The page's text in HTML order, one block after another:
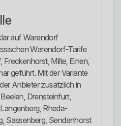
auf Warendorf
Warendorf-Tarife
Milte, Einen,
geführt. Mit der Variante
Anbieter zusätzlich in
Drensteinfurt,
Rheda-
Sassenberg, Sendenhorst